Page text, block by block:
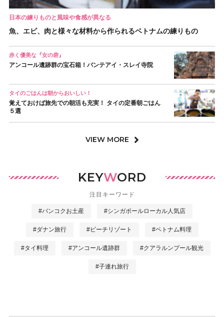
日本の練りものと風味や食感が異なる
魚、エビ、肉と様々な材料から作られるベトナムの練りもの
赤く優美な『女の砦』
アンコール遺跡群の宝石箱！バンテアイ・スレイ寺院
タイのごはんは朝からおいしい！
覚えておけば旅先での朝活も充実！ タイの定番朝ごはん
５選
VIEW MORE
KEYWORD
注目キーワード
#バンコクお土産 #シンガポールローカル人気店
#ダナン旅行 #ビーチリゾート #ベトナム料理
#タイ料理 #アンコール遺跡群 #クアラルンプール観光
#子連れ旅行